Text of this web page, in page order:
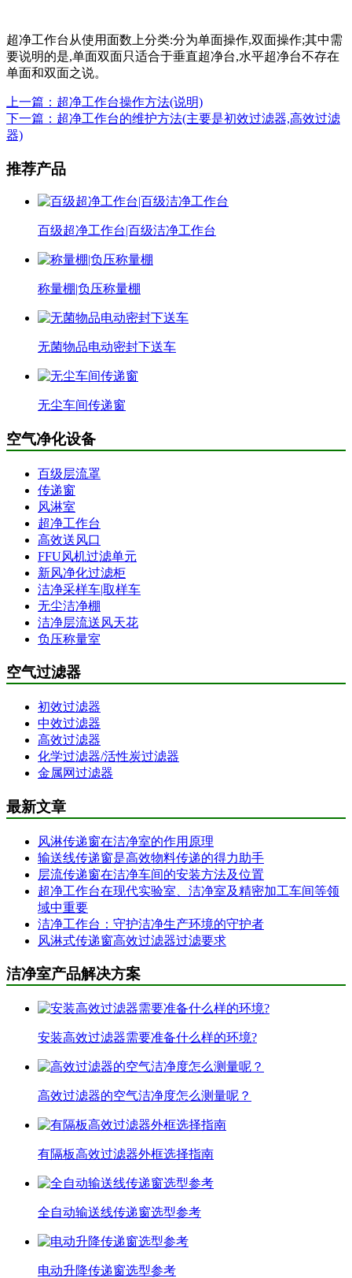
超净工作台从使用面数上分类:分为单面操作,双面操作;其中需
要说明的是,单面双面只适合于垂直超净台,水平超净台不存在
单面和双面之说。
上一篇：超净工作台操作方法(说明)
下一篇：超净工作台的维护方法(主要是初效过滤器,高效过滤
器)
推荐产品
百级超净工作台|百级洁净工作台
称量棚|负压称量棚
无菌物品电动密封下送车
无尘车间传递窗
空气净化设备
百级层流罩
传递窗
风淋室
超净工作台
高效送风口
FFU风机过滤单元
新风净化过滤柜
洁净采样车|取样车
无尘洁净棚
洁净层流送风天花
负压称量室
空气过滤器
初效过滤器
中效过滤器
高效过滤器
化学过滤器/活性炭过滤器
金属网过滤器
最新文章
风淋传递窗在洁净室的作用原理
输送线传递窗是高效物料传递的得力助手
层流传递窗在洁净车间的安装方法及位置
超净工作台在现代实验室、洁净室及精密加工车间等领
域中重要
洁净工作台：守护洁净生产环境的守护者
风淋式传递窗高效过滤器过滤要求
洁净室产品解决方案
安装高效过滤器需要准备什么样的环境?
高效过滤器的空气洁净度怎么测量呢？
有隔板高效过滤器外框选择指南
全自动输送线传递窗选型参考
电动升降传递窗选型参考